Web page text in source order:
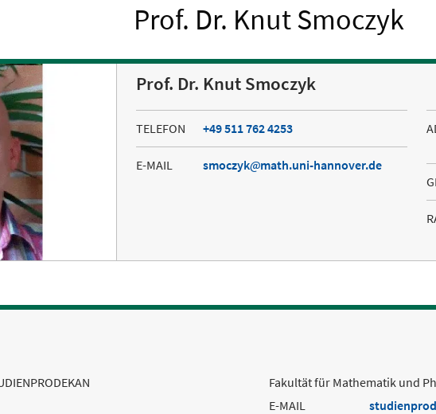
Prof. Dr. Knut Smoczyk
Prof. Dr. Knut Smoczyk
TELEFON +49 511 762 4253
E-MAIL smoczyk math.uni-hannover.de
Fakultät für Mathematik und
E-MAIL